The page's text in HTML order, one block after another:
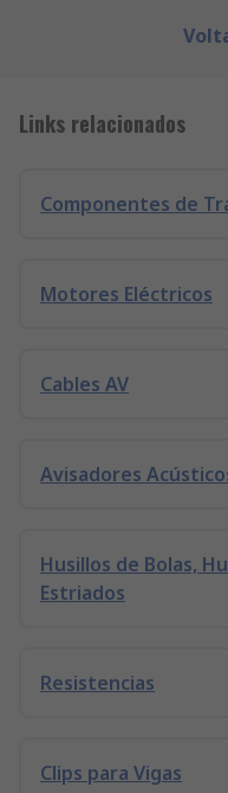
Links relacionados
Componentes de
Motores Eléctricos
Cables AV
Avisadores
Husillos de Bolas,
Estriados
Resistencias
Clips para Vigas